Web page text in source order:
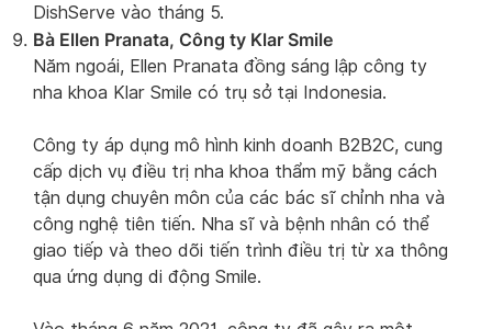
DishServe vào tháng 5.
Bà Ellen Pranata, Công ty Klar Smile
Năm ngoái, Ellen Pranata đồng sáng lập công ty
nha khoa Klar Smile có trụ sở tại Indonesia.
Công ty áp dụng mô hình kinh doanh B2B2C, cung
cấp dịch vụ điều trị nha khoa thẩm mỹ bằng cách
tận dụng chuyên môn của các bác sĩ chỉnh nha và
công nghệ tiên tiến. Nha sĩ và bệnh nhân có thể
giao tiếp và theo dõi tiến trình điều trị từ xa thông
qua ứng dụng di động Smile.